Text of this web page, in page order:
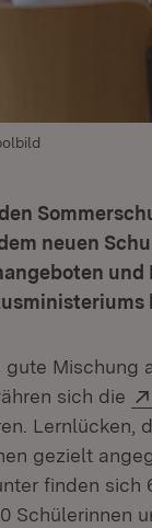
neuen
gute Mischung
sich die
Lernlücken,
gezielt
finden sich
Schülerinnen